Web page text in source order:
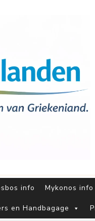
info Mykonos info
en Handbagage